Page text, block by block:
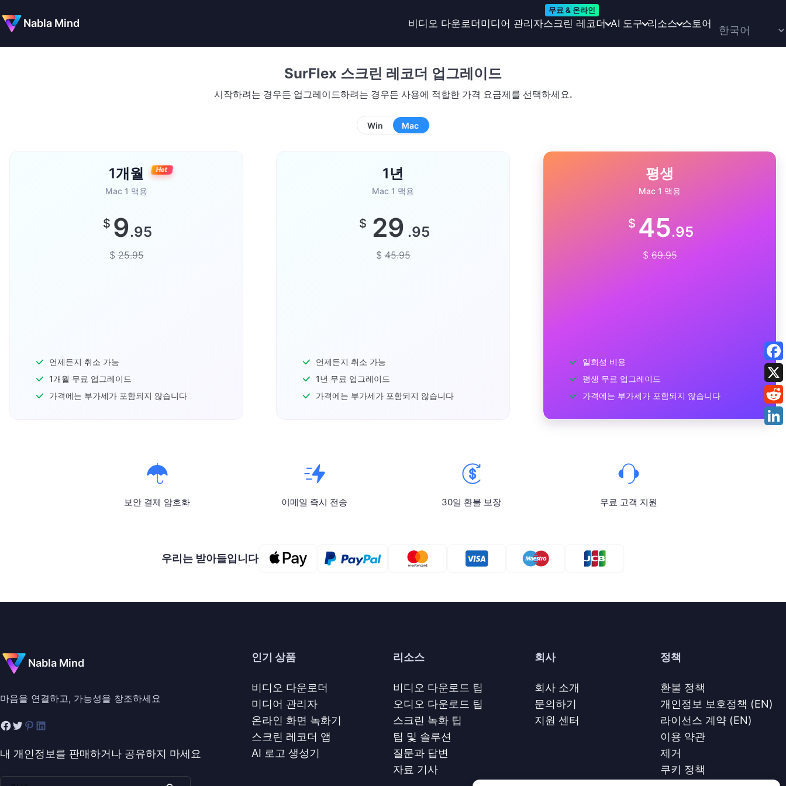
Nabla Mind 비디오 다운로더미디어 관리자스크린 레코더
무료 & 온라인
AI 도구 리소스 스토어
SurFlex 스크린 레코더 업그레이드
시작하려는 경우든 업그레이드하려는 경우든 사용에 적합한 가격 요금제를 선택하세요.
Win Mac
1개월
Mac 1 맥용
$ 9.95
$ 25.95
언제든지 취소 가능
1개월 무료 업그레이드
가격에는 부가세가 포함되지 않습니다
1년
Mac 1 맥용
$ 29 .95
$ 45.95
언제든지 취소 가능
1년 무료 업그레이드
가격에는 부가세가 포함되지 않습니다
평생
Mac 1 맥용
$ 45.95
$ 69.95
일회성 비용
평생 무료 업그레이드
가격에는 부가세가 포함되지 않습니다
보안 결제 암호화 이메일 즉시 전송 30일 환불 보장 무료 고객 지원
우리는 받아들입니다
Nabla Mind
마음을 연결하고, 가능성을 창조하세요
내 개인정보를 판매하거나 공유하지 마세요
인기 상품
비디오 다운로더
미디어 관리자
온라인 화면 녹화기
스크린 레코더 앱
AI 로고 생성기
리소스
비디오 다운로드 팁
오디오 다운로드 팁
스크린 녹화 팁
팁 및 솔루션
질문과 답변
자료 기사
회사
회사 소개
문의하기
지원 센터
정책
환불 정책
개인정보 보호정책 (EN)
라이선스 계약 (EN)
이용 약관
제거
쿠키 정책